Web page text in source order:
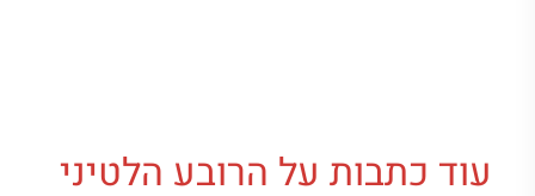
עוד כתבות על הרובע הלטיני